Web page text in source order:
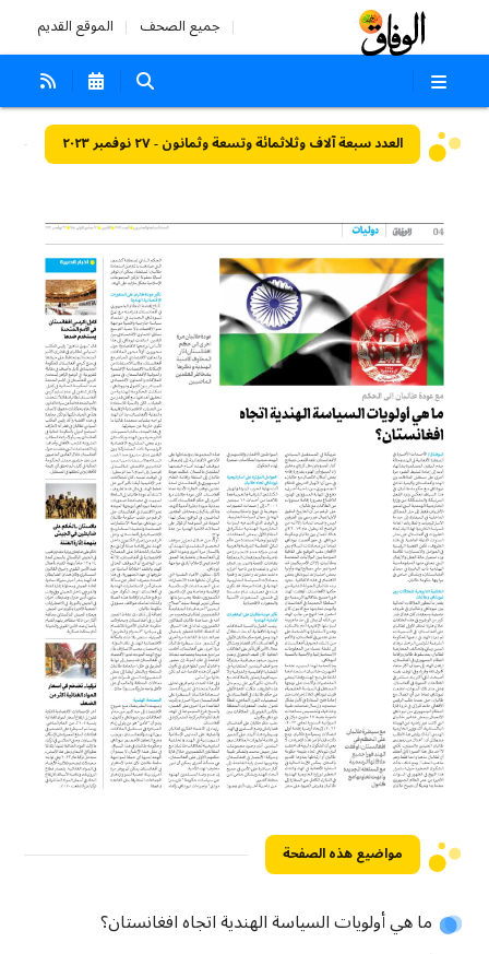
جميع الصحف الموقع القديم
العدد سبعة آلاف وثلاثمائة وتسعة وثمانون - ٢٧ نوفمبر ٢٠٢٣
مواضيع هذه الصفحة
ما هي أولويات السياسة الهندية اتجاه افغانستان؟